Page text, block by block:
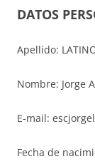
DATOS
Apellido:
Nombre: Jorge
E-mail:
Fecha de